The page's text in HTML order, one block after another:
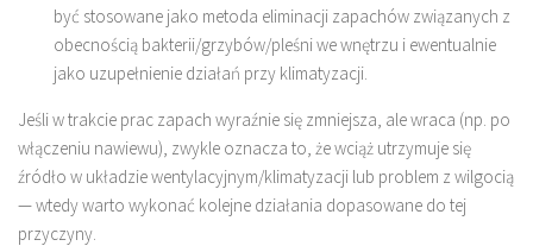
być stosowane jako metoda eliminacji zapachów związanych z
obecnością bakterii/grzybów/pleśni we wnętrzu i ewentualnie
jako uzupełnienie działań przy klimatyzacji.
Jeśli w trakcie prac zapach wyraźnie się zmniejsza, ale wraca (np. po
włączeniu nawiewu), zwykle oznacza to, że wciąż utrzymuje się
źródło w układzie wentylacyjnym/klimatyzacji lub problem z wilgocią
— wtedy warto wykonać kolejne działania dopasowane do tej
przyczyny.